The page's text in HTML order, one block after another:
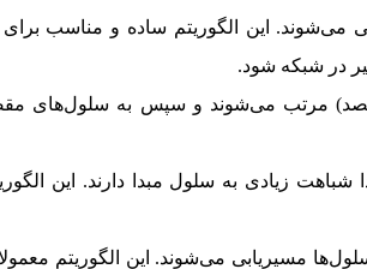
می‌شوند. این الگوریتم ساده و مناسب برای
در شبکه شود.
مرتب می‌شوند و سپس به سلول‌های
زیادی به سلول مبدا دارند. این
مسیریابی می‌شوند. این الگوریتم معمولا